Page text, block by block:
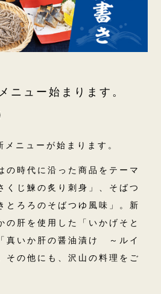
ュー始まります。
ニューが始まります。
の時代に沿った商品をテーマ
くじ鰊の炙り刺身」、そばつ
とろろのそばつゆ風味」。新
の肝を使用した「いかげそと
真いか肝の醤油漬け ～ルイ
その他にも、沢山の料理をご